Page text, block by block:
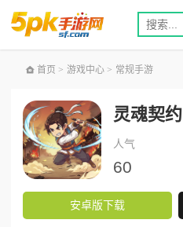
首页 > 游戏中心 > 常规手游
灵魂契约
人气
60
安卓版下载